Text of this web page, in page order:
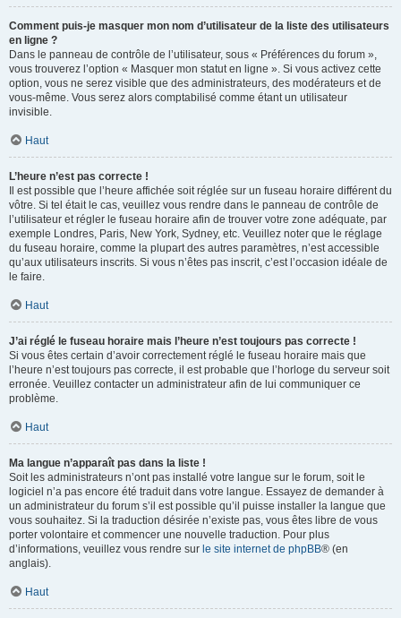
Comment puis-je masquer mon nom d’utilisateur de la liste des utilisateurs
en ligne ?
Dans le panneau de contrôle de l’utilisateur, sous « Préférences du forum »,
vous trouverez l’option « Masquer mon statut en ligne ». Si vous activez cette
option, vous ne serez visible que des administrateurs, des modérateurs et de
vous-même. Vous serez alors comptabilisé comme étant un utilisateur
invisible.
Haut
L’heure n’est pas correcte !
Il est possible que l’heure affichée soit réglée sur un fuseau horaire différent du
vôtre. Si tel était le cas, veuillez vous rendre dans le panneau de contrôle de
l’utilisateur et régler le fuseau horaire afin de trouver votre zone adéquate, par
exemple Londres, Paris, New York, Sydney, etc. Veuillez noter que le réglage
du fuseau horaire, comme la plupart des autres paramètres, n’est accessible
qu’aux utilisateurs inscrits. Si vous n’êtes pas inscrit, c’est l’occasion idéale de
le faire.
Haut
J’ai réglé le fuseau horaire mais l’heure n’est toujours pas correcte !
Si vous êtes certain d’avoir correctement réglé le fuseau horaire mais que
l’heure n’est toujours pas correcte, il est probable que l’horloge du serveur soit
erronée. Veuillez contacter un administrateur afin de lui communiquer ce
problème.
Haut
Ma langue n’apparaît pas dans la liste !
Soit les administrateurs n’ont pas installé votre langue sur le forum, soit le
logiciel n’a pas encore été traduit dans votre langue. Essayez de demander à
un administrateur du forum s’il est possible qu’il puisse installer la langue que
vous souhaitez. Si la traduction désirée n’existe pas, vous êtes libre de vous
porter volontaire et commencer une nouvelle traduction. Pour plus
d’informations, veuillez vous rendre sur le site internet de phpBB® (en
anglais).
Haut